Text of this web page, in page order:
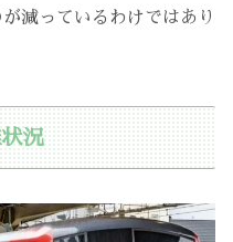
減っているわけではあり
況